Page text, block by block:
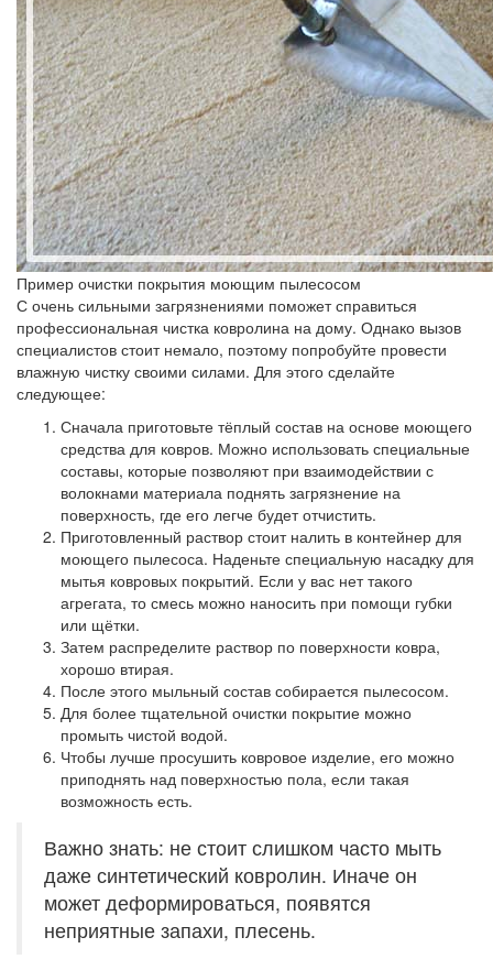
Пример очистки покрытия моющим пылесосом
С очень сильными загрязнениями поможет справиться
профессиональная чистка ковролина на дому. Однако вызов
специалистов стоит немало, поэтому попробуйте провести
влажную чистку своими силами. Для этого сделайте
следующее:
Сначала приготовьте тёплый состав на основе моющего
средства для ковров. Можно использовать специальные
составы, которые позволяют при взаимодействии с
волокнами материала поднять загрязнение на
поверхность, где его легче будет отчистить.
Приготовленный раствор стоит налить в контейнер для
моющего пылесоса. Наденьте специальную насадку для
мытья ковровых покрытий. Если у вас нет такого
агрегата, то смесь можно наносить при помощи губки
или щётки.
Затем распределите раствор по поверхности ковра,
хорошо втирая.
После этого мыльный состав собирается пылесосом.
Для более тщательной очистки покрытие можно
промыть чистой водой.
Чтобы лучше просушить ковровое изделие, его можно
приподнять над поверхностью пола, если такая
возможность есть.
Важно знать: не стоит слишком часто мыть
даже синтетический ковролин. Иначе он
может деформироваться, появятся
неприятные запахи, плесень.